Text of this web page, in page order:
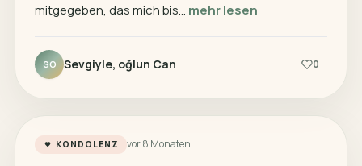
mitgegeben, das mich bis… mehr lesen
SO Sevgiyle, oğlun Can 0
KONDOLENZ vor 8 Monaten